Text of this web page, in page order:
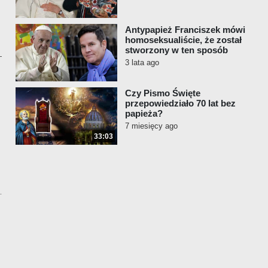
Antypapież Franciszek mówi
homoseksualiście, że został
stworzony w ten sposób
3 lata ago
33:03
Czy Pismo Święte
przepowiedziało 70 lat bez
papieża?
7 miesięcy ago